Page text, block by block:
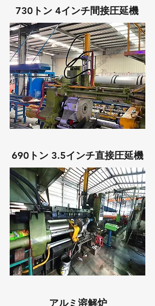
730トン 4インチ間接圧延機
690トン 3.5インチ直接圧延機
アルミ溶解炉